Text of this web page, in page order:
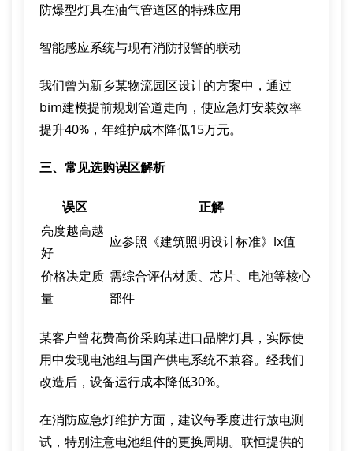
防爆型灯具在油气管道区的特殊应用
智能感应系统与现有消防报警的联动
我们曾为新乡某物流园区设计的方案中，通过
bim建模提前规划管道走向，使应急灯安装效率
提升40%，年维护成本降低15万元。
三、常见选购误区解析
误区
正解
亮度越高越
好
应参照《建筑照明设计标准》lx值
价格决定质
量
需综合评估材质、芯片、电池等核心
部件
某客户曾花费高价采购某进口品牌灯具，实际使
用中发现电池组与国产供电系统不兼容。经我们
改造后，设备运行成本降低30%。
在消防应急灯维护方面，建议每季度进行放电测
试，特别注意电池组件的更换周期。联恒提供的